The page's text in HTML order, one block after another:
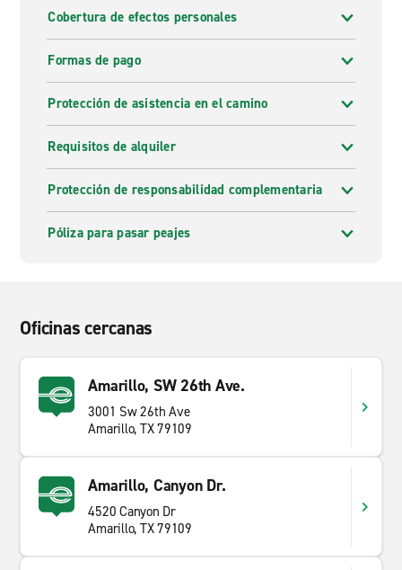
Cobertura de efectos personales
Formas de pago
Protección de asistencia en el camino
Requisitos de alquiler
Protección de responsabilidad complementaria
Póliza para pasar peajes
Oficinas cercanas
Amarillo, SW 26th Ave.
3001 Sw 26th Ave
Amarillo, TX 79109
Amarillo, Canyon Dr.
4520 Canyon Dr
Amarillo, TX 79109